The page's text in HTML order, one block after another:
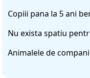
Copiii pana la 5 ani
Nu exista spatiu
Animalele de